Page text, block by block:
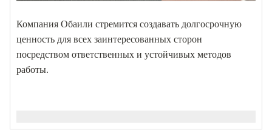
Компания Обаили стремится создавать долгосрочную
ценность для всех заинтересованных сторон
посредством ответственных и устойчивых методов
работы.